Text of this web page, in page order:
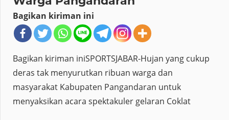
Bagikan kiriman ini
Bagikan kiriman iniSPORTSJABAR-Hujan yang cukup
deras tak menyurutkan ribuan warga dan
masyarakat Kabupaten Pangandaran untuk
menyaksikan acara spektakuler gelaran Coklat